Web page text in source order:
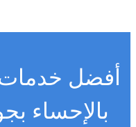
أفضل
بالإحساء